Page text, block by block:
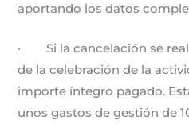
aportando los datos
· Si la cancelación se
de la celebración de la
importe íntegro pagado.
unos gastos de gestión de